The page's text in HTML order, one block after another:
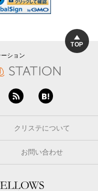
TOP
ション
クリステについて
お問い合わせ